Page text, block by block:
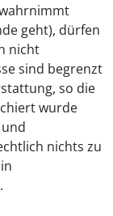
geht), dürfen
nicht
sind begrenzt
so die
wurde
nichts zu